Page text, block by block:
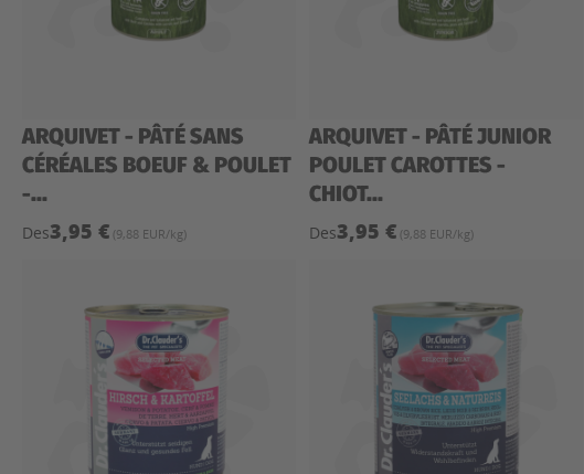
ARQUIVET - PÂTÉ SANS
CÉRÉALES BOEUF & POULET
-...
Des3,95 € (9,88 EUR/kg)
ARQUIVET - PÂTÉ JUNIOR
POULET CAROTTES -
CHIOT...
Des3,95 € (9,88 EUR/kg)